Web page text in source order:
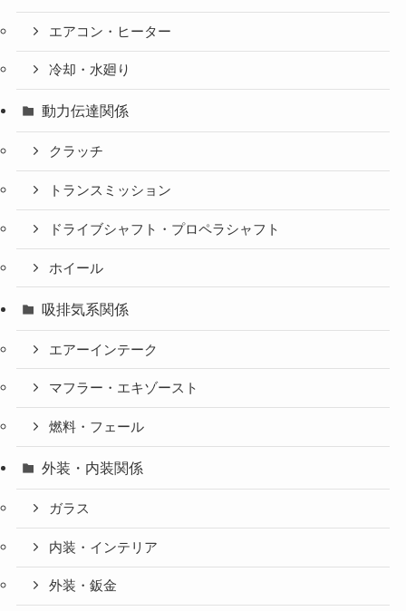
エアコン・ヒーター
冷却・水廻り
動力伝達関係
クラッチ
トランスミッション
ドライブシャフト・プロペラシャフト
ホイール
吸排気系関係
エアーインテーク
マフラー・エキゾースト
燃料・フェール
外装・内装関係
ガラス
内装・インテリア
外装・鈑金